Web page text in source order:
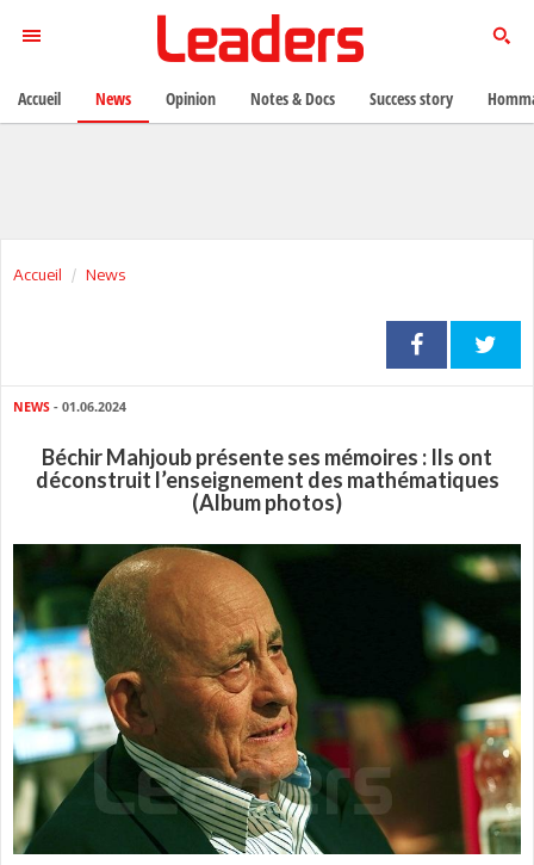
Accueil News
NEWS - 01.06.2024
Béchir Mahjoub présente ses mémoires : Ils ont
déconstruit l’enseignement des mathématiques
(Album photos)
Accueil News Opinion Notes & Docs Success story